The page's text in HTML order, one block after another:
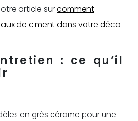
article surcomment
de ciment dans votre déco.
: ce qu’il
en grès cérame pour une